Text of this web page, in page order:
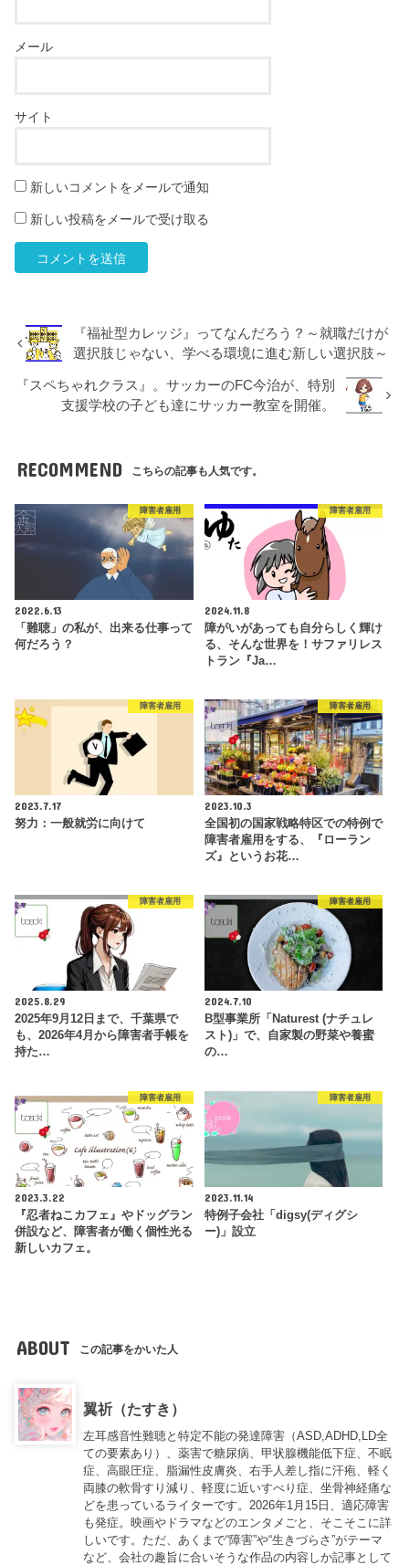
メール
サイト
新しいコメントをメールで通知
新しい投稿をメールで受け取る
『福祉型カレッジ』ってなんだろう？～就職だけが
選択肢じゃない、学べる環境に進む新しい選択肢～
『スペちゃれクラス』。サッカーのFC今治が、特別
支援学校の子ども達にサッカー教室を開催。
RECOMMEND こちらの記事も人気です。
障害者雇用
2022.6.13
「難聴」の私が、出来る仕事って
何だろう？
障害者雇用
2024.11.8
障がいがあっても自分らしく輝け
る、そんな世界を！サファリレス
トラン『Ja…
障害者雇用
2023.7.17
努力：一般就労に向けて
障害者雇用
2023.10.3
全国初の国家戦略特区での特例で
障害者雇用をする、『ローラン
ズ』というお花…
障害者雇用
2025.8.29
2025年9月12日まで、千葉県で
も、2026年4月から障害者手帳を
持た…
障害者雇用
2024.7.10
B型事業所「Naturest (ナチュレ
スト)」で、自家製の野菜や養蜜
の…
障害者雇用
2023.3.22
『忍者ねこカフェ』やドッグラン
併設など、障害者が働く個性光る
新しいカフェ。
障害者雇用
2023.11.14
特例子会社「digsy(ディグシ
ー)」設立
ABOUT この記事をかいた人
翼祈（たすき）
左耳感音性難聴と特定不能の発達障害（ASD,ADHD,LD全
ての要素あり）、薬害で糖尿病、甲状腺機能低下症、不眠
症、高眼圧症、脂漏性皮膚炎、右手人差し指に汗疱、軽く
両膝の軟骨すり減り、軽度に近いすべり症、坐骨神経痛な
どを患っているライターです。2026年1月15日、適応障害
も発症。映画やドラマなどのエンタメごと、そこそこに詳
しいです。ただ、あくまで“障害”や“生きづらさ”がテーマ
など、会社の趣旨に合いそうな作品の内容しか記事として